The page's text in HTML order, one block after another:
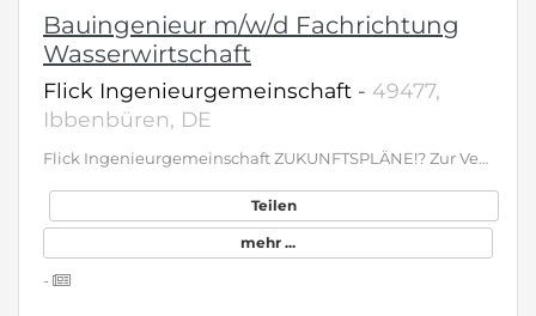
Bauingenieur m/w/d Fachrichtung
Wasserwirtschaft
Flick Ingenieurgemeinschaft - 49477,
Ibbenbüren, DE
Flick Ingenieurgemeinschaft ZUKUNFTSPLÄNE!? Zur Verstärkung unseres Teams am Standort Ibbenbüren suchen wir zum nächstmöglichen Zeitpunkt einen: Bauingenieur Fachrichtung Wasserwirtschaft / Wasserbau / Siedlungswasserwirtschaft (w/m/d) familienfreundliche Teilzeitmodelle möglich! Masterarbeit schreiben? Praktikumsstelle? Bei uns kein Problem! bewerbungen@ing-flick.de www.ing-flick.de/karriere
Teilen
mehr ...
-